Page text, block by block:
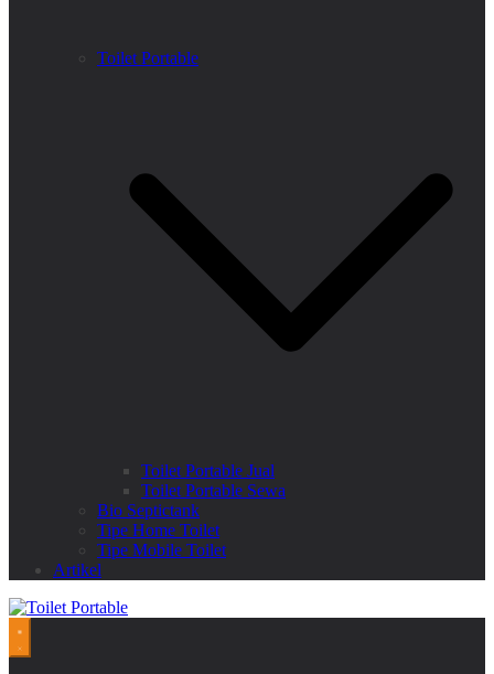
Toilet Portable
Toilet Portable Jual
Toilet Portable Sewa
Bio Septictank
Tipe Home Toilet
Tipe Mobile Toilet
Artikel